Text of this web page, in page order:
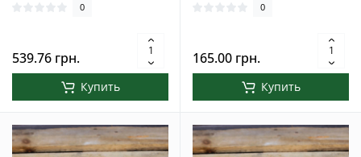
0
539.76 грн.
Купить
0
165.00 грн.
Купить